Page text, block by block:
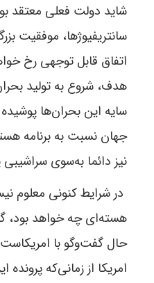
شاید دولت فعلی معتقد
سانتريفیوژها، موفقیت
اتفاق قابل توجهی رخ
هدف، شروع به تولید
سایه این بحران‌ها
جهان نسبت به برنامه
نیز دائما به‌سوی
در شرایط کنونی معلوم
هسته‌ای چه خواهد بود،
حال گفت‌و‌گو با
امریکا از زمانی‌که پرونده